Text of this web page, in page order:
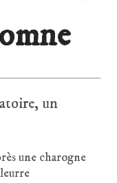
un
une charogne